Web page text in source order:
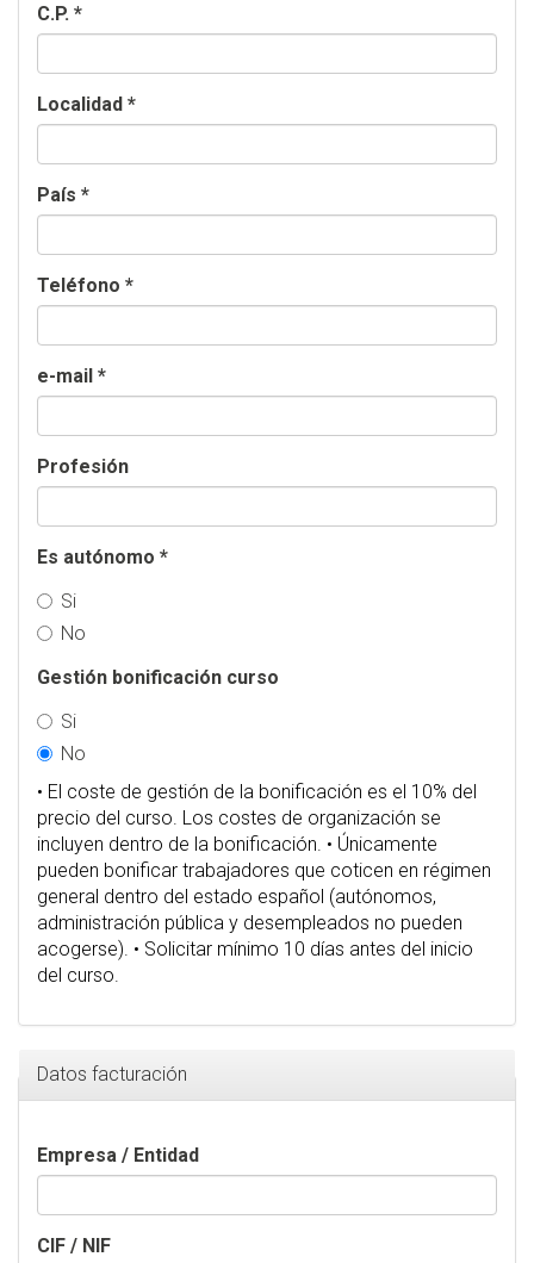
C.P. *
Localidad *
País *
Teléfono *
e-mail *
Profesión
Es autónomo *
Si
No
Gestión bonificación curso
Si
No
• El coste de gestión de la bonificación es el 10% del
precio del curso. Los costes de organización se
incluyen dentro de la bonificación. • Únicamente
pueden bonificar trabajadores que coticen en régimen
general dentro del estado español (autónomos,
administración pública y desempleados no pueden
acogerse). • Solicitar mínimo 10 días antes del inicio
del curso.
Ocultar
Datos facturación
Empresa / Entidad
CIF / NIF